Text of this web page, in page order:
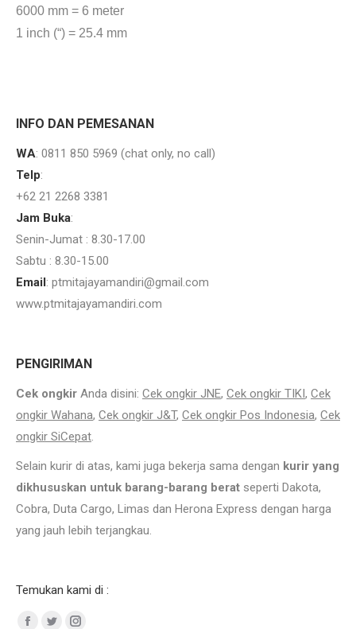
6000 mm = 6 meter
1 inch (“) = 25.4 mm
INFO DAN PEMESANAN
WA: 0811 850 5969 (chat only, no call)
Telp:
+62 21 2268 3381
Jam Buka:
Senin-Jumat : 8.30-17.00
Sabtu : 8.30-15.00
Email : ptmitajayamandiri@gmail.com
www.ptmitajayamandiri.com
PENGIRIMAN
Cek ongkir Anda disini: Cek ongkir JNE, Cek ongkir TIKI , Cek
ongkir Wahana, Cek ongkir J&T, Cek ongkir Pos Indonesia, Cek
ongkir SiCepat.
Selain kurir di atas, kami juga bekerja sama dengan kurir yang
dikhususkan untuk barang-barang berat seperti Dakota,
Cobra, Duta Cargo, Limas dan Herona Express dengan harga
yang jauh lebih terjangkau.
Temukan kami di :